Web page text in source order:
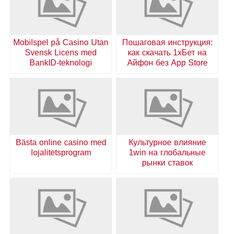
Пошаговая инструкция:
как скачать 1хБет на
Айфон без App Store
Mobilspel på Casino Utan
Svensk Licens med
BankID-teknologi
Культурное влияние
1win на глобальные
рынки ставок
Bästa online casino med
lojalitetsprogram